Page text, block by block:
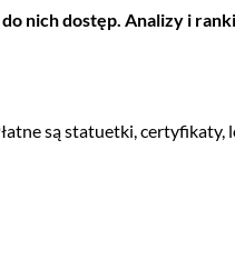
nich dostęp. Analizy i
są statuetki,